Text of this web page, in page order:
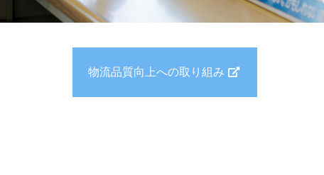
物流品質向上への取り組み